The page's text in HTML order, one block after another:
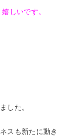
しいです。
した。
スも新たに動き